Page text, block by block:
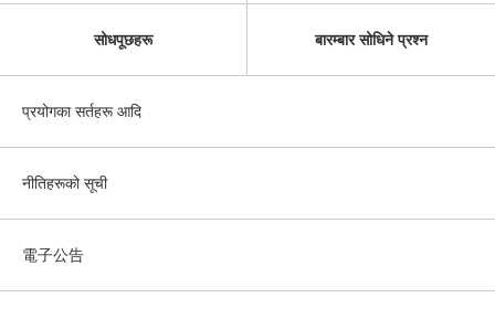
सोधपूछहरू बारम्बार सोधिने प्रश्न
प्रयोगका सर्तहरू आदि
नीतिहरूको सूची
電子公告